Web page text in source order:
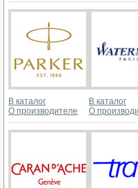
В каталог
О производителе
В каталог
О